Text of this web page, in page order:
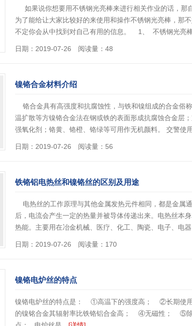
如果说你想要用不锈钢光亮棒来进行相关作业的话，那
为了能给让大家比较好的来使用和操作不锈钢光亮棒，那
不定你会从中找到对自己有用的信息。 1、 不锈钢光亮
日期：2019-07-26 阅读量：48
镍铬合金材料介绍
铬合金具有高强度和抗腐蚀性，与铁和镍组成的合金俗
温扩散等方镍铬合金法在钢或铁的表面形成抗腐蚀合金层
强氧化剂；铬黄、铬橙、铬绿等可用作无机颜料。 交警使
日期：2019-07-26 阅读量：56
铁铬铝电热丝和镍铬丝的区别及用途
电热丝的工作原理与其他金属发热元件相同，都是金属
后，电流会产生一定的热量并被导体传递出来。电热丝本
热能。主要用在冶金机械、医疗、化工、陶瓷、电子、
日期：2019-07-26 阅读量：170
镍铬电炉丝的特点
镍铬电炉丝的特点是： ①高温下的强度高； ②长期使
的镍铭合金其辐射率比铁铬铝合金高； ④无磁性； ⑤除